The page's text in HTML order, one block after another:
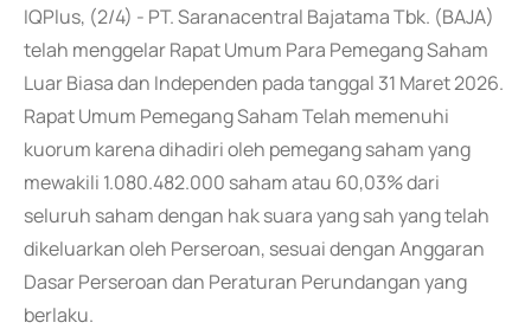
IQPlus, (2/4) - PT. Saranacentral Bajatama Tbk. (BAJA)
telah menggelar Rapat Umum Para Pemegang Saham
Luar Biasa dan Independen pada tanggal 31 Maret 2026.
Rapat Umum Pemegang Saham Telah memenuhi
kuorum karena dihadiri oleh pemegang saham yang
mewakili 1.080.482.000 saham atau 60,03% dari
seluruh saham dengan hak suara yang sah yang telah
dikeluarkan oleh Perseroan, sesuai dengan Anggaran
Dasar Perseroan dan Peraturan Perundangan yang
berlaku.